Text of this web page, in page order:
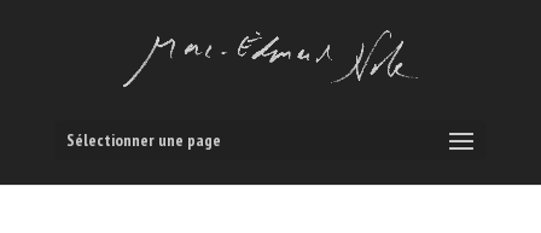
Sélectionner une page